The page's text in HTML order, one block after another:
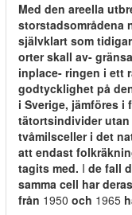
Med den areella
storstadsområdena
självklart som
orter skall av-
inplace- ringen i ett
godtycklighet på
i Sverige, jämföres i
tätortsindivider
tvåmilsceller i det
att endast
tagits med. I de fall
samma cell har
från 1950 och 1965